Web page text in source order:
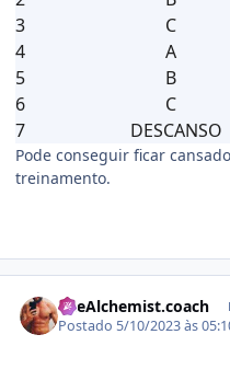
3 C
4 A
5 B
6 C
7 DESCANSO
Pode conseguir ficar
treinamento.
TheAlchemist.coach
Postado 5/10/2023 às